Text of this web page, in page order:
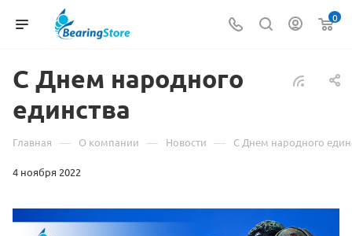
0
С Днем народного
единства
Главная — О компании — Новости — С Днем народного
4 ноября 2022